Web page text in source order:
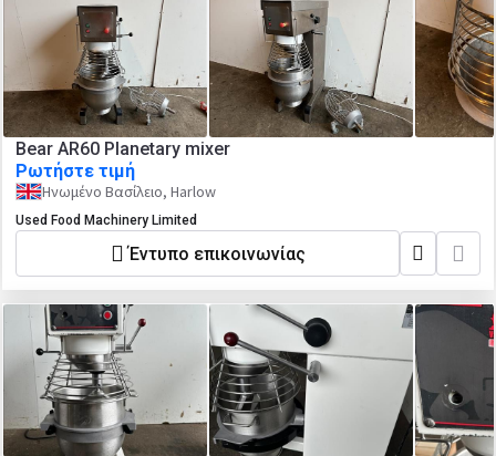
Bear AR60 Planetary mixer
Ρωτήστε τιμή
Ηνωμένο Βασίλειο, Harlow
Used Food Machinery Limited
Έντυπο επικοινωνίας